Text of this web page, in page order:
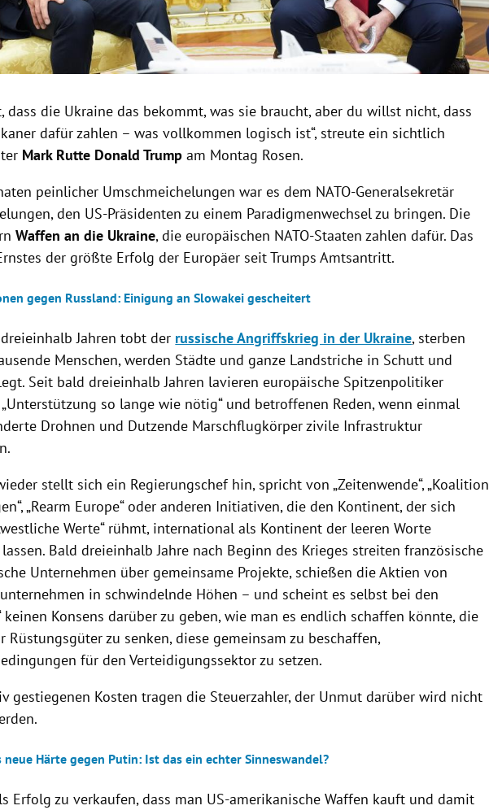
dass die Ukraine das bekommt, was sie braucht, aber du willst nicht, dass
dafür zahlen – was vollkommen logisch ist“, streute ein sichtlich
Mark Rutte Donald Trump am Montag Rosen.
peinlicher Umschmeichelungen war es dem NATO-Generalsekretär
den US-Präsidenten zu einem Paradigmenwechsel zu bringen. Die
Waffen an die Ukraine, die europäischen NATO-Staaten zahlen dafür. Das
der größte Erfolg der Europäer seit Trumps Amtsantritt.
gegen Russland: Einigung an Slowakei gescheitert
Jahren tobt der russische Angriffskrieg in der Ukraine, sterben
Menschen, werden Städte und ganze Landstriche in Schutt und
Seit bald dreieinhalb Jahren lavieren europäische Spitzenpolitiker
so lange wie nötig“ und betroffenen Reden, wenn einmal
Drohnen und Dutzende Marschflugkörper zivile Infrastruktur
stellt sich ein Regierungschef hin, spricht von „Zeitenwende“, „Koalition
„Rearm Europe“ oder anderen Initiativen, die den Kontinent, der sich
Werte“ rühmt, international als Kontinent der leeren Worte
Bald dreieinhalb Jahre nach Beginn des Krieges streiten französische
Unternehmen über gemeinsame Projekte, schießen die Aktien von
in schwindelnde Höhen – und scheint es selbst bei den
keinen Konsens darüber zu geben, wie man es endlich schaffen könnte, die
Rüstungsgüter zu senken, diese gemeinsam zu beschaffen,
für den Verteidigungssektor zu setzen.
gestiegenen Kosten tragen die Steuerzahler, der Unmut darüber wird nicht
neue Härte gegen Putin: Ist das ein echter Sinneswandel?
Erfolg zu verkaufen, dass man US-amerikanische Waffen kauft und damit